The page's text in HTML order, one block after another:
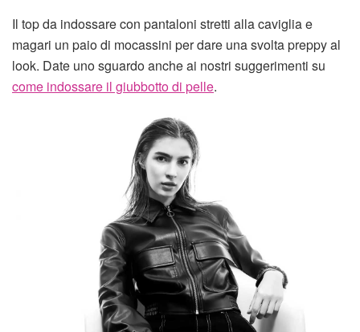
Il top da indossare con pantaloni stretti alla caviglia e
magari un paio di mocassini per dare una svolta preppy al
look. Date uno sguardo anche ai nostri suggerimenti su
come indossare il giubbotto di pelle.